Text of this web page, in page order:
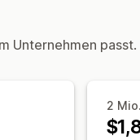
Unternehmen passt.
2